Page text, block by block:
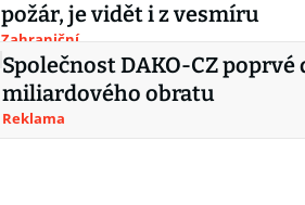
požár, je vidět i z vesmíru
Zahraniční
Společnost DAKO-CZ poprvé
miliardového obratu
Reklama